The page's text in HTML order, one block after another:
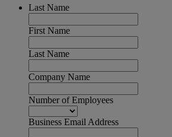
Last Name
First Name
Last Name
Company Name
Number of Employees
Business Email Address